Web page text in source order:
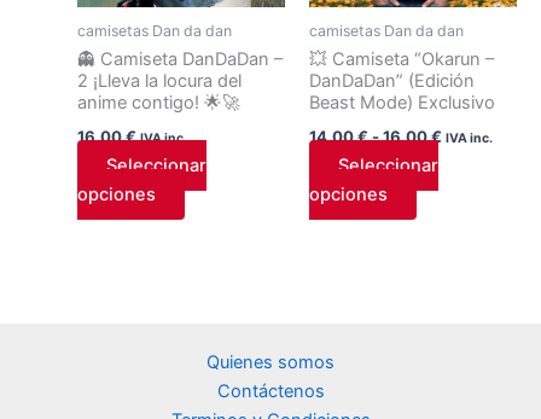
camisetas Dan da dan
👻 Camiseta DanDaDan –
2 ¡Lleva la locura del
anime contigo! 🌟🚀
16,00€ IVA inc.
Seleccionar
opciones
opciones
se
pueden
elegir
la
página
de
camisetas Dan da dan
💥 Camiseta “Okarun –
DanDaDan” (Edición
Beast Mode) Exclusivo
14,00€-16,00€ IVA inc.
Seleccionar
opciones
opciones
se
pueden
elegir
en
la
página
de
Quienes somos
Contáctenos